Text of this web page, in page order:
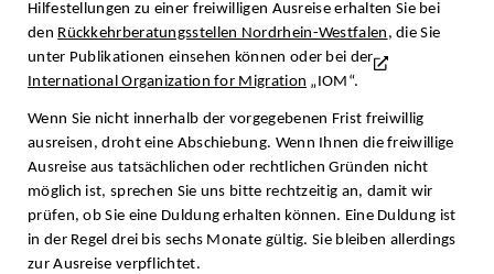
Hilfestellungen zu einer freiwilligen Ausreise erhalten Sie bei
den Rückkehrberatungsstellen Nordrhein-Westfalen , die Sie
unter Publikationen einsehen können oder bei der
International Organization for Migration „IOM“.
Wenn Sie nicht innerhalb der vorgegebenen Frist freiwillig
ausreisen, droht eine Abschiebung. Wenn Ihnen die freiwillige
Ausreise aus tatsächlichen oder rechtlichen Gründen nicht
möglich ist, sprechen Sie uns bitte rechtzeitig an, damit wir
prüfen, ob Sie eine Duldung erhalten können. Eine Duldung ist
in der Regel drei bis sechs Monate gültig. Sie bleiben allerdings
zur Ausreise verpflichtet.